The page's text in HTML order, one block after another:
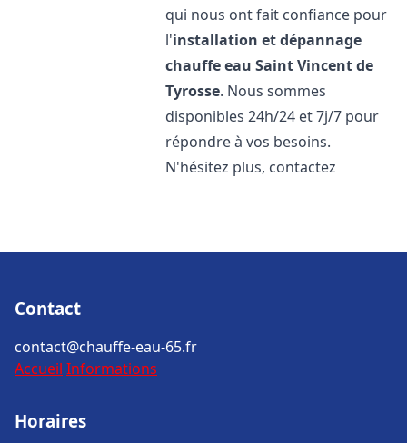
qui nous ont fait confiance pour
l'installation et dépannage
chauffe eau Saint Vincent de
Tyrosse. Nous sommes
disponibles 24h/24 et 7j/7 pour
répondre à vos besoins.
N'hésitez plus, contactez
Contact
contact@chauffe-eau-65.fr
Accueil Informations
Horaires